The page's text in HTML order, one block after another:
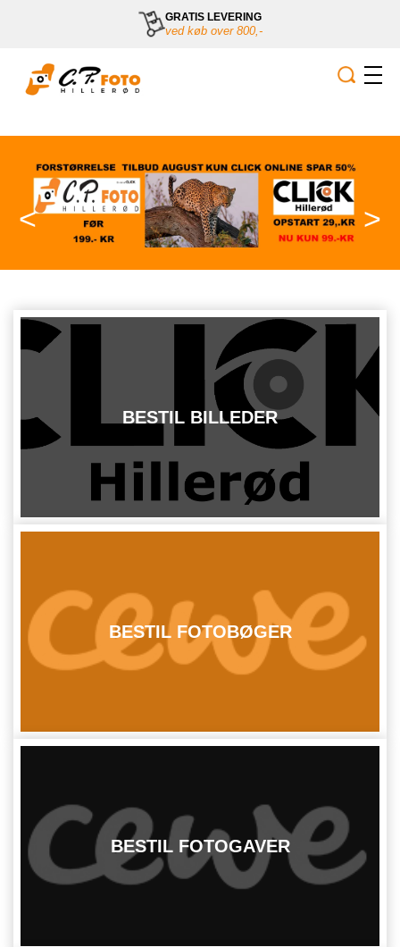
GRATIS LEVERING
ved køb over 800,-
< >
BESTIL BILLEDER
BESTIL FOTOBØGER
BESTIL FOTOGAVER